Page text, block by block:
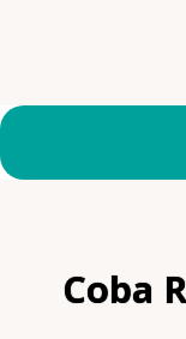
Coba